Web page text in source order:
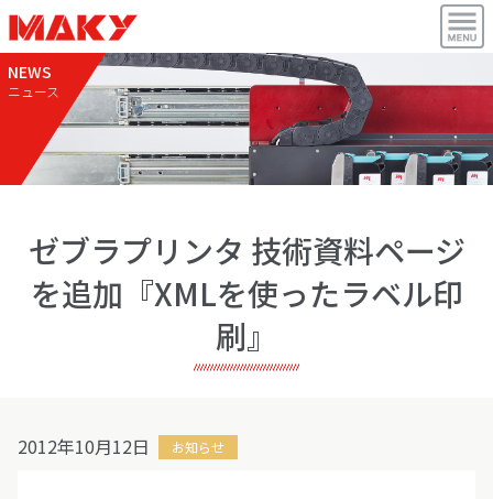
NEWS
ニュース
ゼブラプリンタ 技術資料ページ
を追加『XMLを使ったラベル印
刷』
2012年10月12日 お知らせ